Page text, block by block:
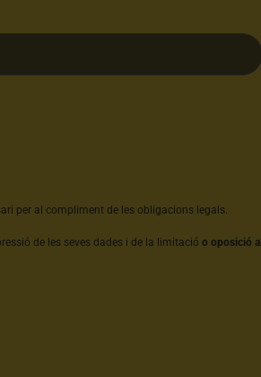
per al compliment de les obligacions legals.
de les seves dades i de la limitacióo oposició al